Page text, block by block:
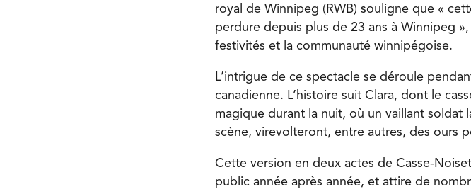
royal de Winnipeg (RWB) souligne que «
perdure depuis plus de 23 ans à Winnipeg
festivités et la communauté winnipégoise.
L’intrigue de ce spectacle se déroule
canadienne. L’histoire suit Clara, dont le
magique durant la nuit, où un vaillant soldat
scène, virevolteront, entre autres, des ours
Cette version en deux actes de Casse-
public année après année, et attire de